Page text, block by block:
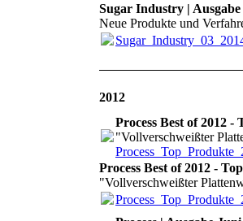
Sugar Industry | Ausgabe
Neue Produkte und
2012
Process Best of 2012 -
"Vollverschweißter
Process Best of 2012 -
"Vollverschweißter